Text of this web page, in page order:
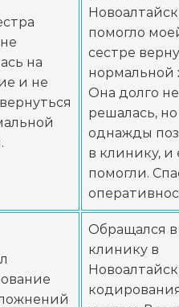
Записаться
(сутки)
Записаться
Записаться
Записаться
на
и не
помогло
сестре
нормальной
Она долго не
решалась, но
однажды
в клинику, и
помогли.
Обращался в
клинику в